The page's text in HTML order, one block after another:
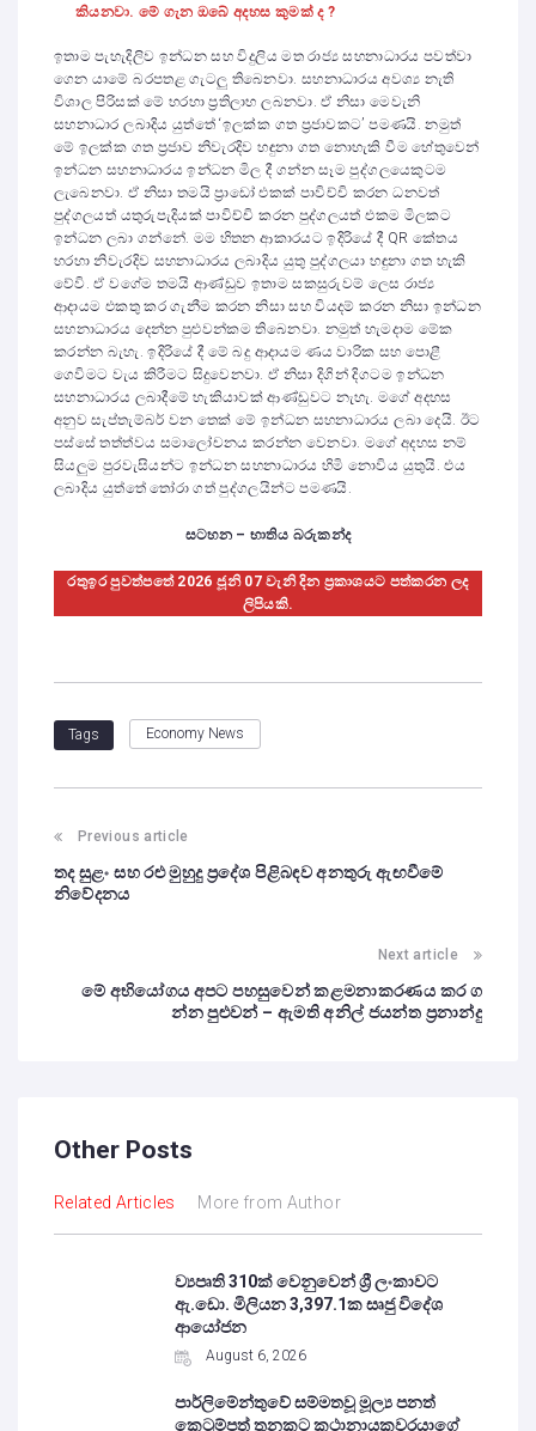
කියනවා. මේ ගැන ඔබේ අදහස කුමක් ද ?
ඉතාම පැහැදිලිව ඉන්ධන සහ විදුලිය මත රාජ්‍ය සහනාධාරය පවත්වා
ගෙන යාමේ බරපතළ ගැටලු තිබෙනවා. සහනාධාරය අවශ්‍ය නැති
විශාල පිරිසක් මේ හරහා ප්‍රතිලාභ ලබනවා. ඒ නිසා මෙවැනි
සහනාධාර ලබාදිය යුත්තේ ‘ඉලක්ක ගත ප්‍රජාවකට’ පමණයි. නමුත්
මේ ඉලක්ක ගත ප්‍රජාව නිවැරදිව හඳුනා ගත නොහැකි වීම හේතුවෙන්
ඉන්ධන සහනාධාරය ඉන්ධන මිල දී ගන්න සෑම පුද්ගලයෙකුටම
ලැබෙනවා. ඒ නිසා තමයි ප්‍රාඩෝ එකක් පාවිච්චි කරන ධනවත්
පුද්ගලයත් යතුරුපැදියක් පාවිච්චි කරන පුද්ගලයත් එකම මිලකට
ඉන්ධන ලබා ගන්නේ. මම හිතන ආකාරයට ඉදිරියේ දී QR කේතය
හරහා නිවැරදිව සහනාධාරය ලබාදිය යුතු පුද්ගලයා හඳුනා ගත හැකි
වේවි. ඒ වගේම තමයි ආණ්ඩුව ඉතාම සකසුරුවම් ලෙස රාජ්‍ය
ආදායම එකතු කර ගැනීම කරන නිසා සහ වියදම් කරන නිසා ඉන්ධන
සහනාධාරය දෙන්න පුළුවන්කම තිබෙනවා. නමුත් හැමදාම මේක
කරන්න බැහැ. ඉදිරියේ දී මේ බදු ආදායම ණය වාරික සහ පොළී
ගෙවිමට වැය කිරීමට සිදුවෙනවා. ඒ නිසා දිගින් දිගටම ඉන්ධන
සහනාධාරය ලබාදීමේ හැකියාවක් ආණ්ඩුවට නැහැ. මගේ අදහස
අනුව සැප්තැම්බර් වන තෙක් මේ ඉන්ධන සහනාධාරය ලබා දෙයි. ඊට
පස්සේ තත්ත්වය සමාලෝචනය කරන්න වෙනවා. මගේ අදහස නම්
සියලුම පුරවැසියන්ට ඉන්ධන සහනාධාරය හිමි නොවිය යුතුයි. එය
ලබාදිය යුත්තේ තෝරා ගත් පුද්ගලයින්ට පමණයි.
සටහන – භාතිය බරුකන්ද
රතුඉර පුවත්පතේ 2026 ජූනි 07 වැනි දින ප්‍රකාශයට පත්කරන ලද
ලිපියකි.
Tags Economy News
Previous article
තද සුළං සහ රළු මුහුදු ප්‍රදේශ පිළිබඳව අනතුරු ඇඟවීමේ
නිවේදනය
Next article
මේ අභියෝගය අපට පහසුවෙන් කළමනාකරණය කර ග
න්න පුළුවන් – ඇමති අනිල් ජයන්ත ප්‍රනාන්දු
Other Posts
Related Articles More from Author
ව්‍යපෘති 310ක් වෙනුවෙන් ශ්‍රී ලංකාවට
ඇ.ඩො. මිලියන 3,397.1ක සෘජු විදේශ
ආයෝජන
August 6, 2026
පාර්ලිමේන්තුවේ සම්මතවූ මූල්‍ය පනත්
කෙටුම්පත් තුනකට කථානායකවරයාගේ